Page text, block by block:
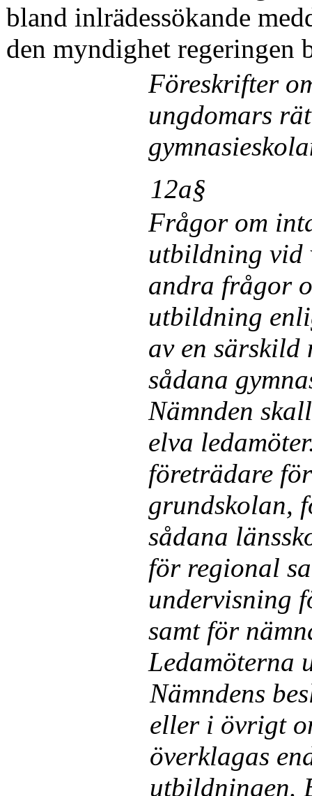
bland inlrädessökande
den myndighet regeringen
Föreskrifter
ungdomars
12a§
Frågor om
utbildning vid
andra frågor
utbildning
av en särskild
sådana
Nämnden
elva
företrädare
grundskolan,
sådana
för regional
undervisning
samt för
Ledamö­terna
Nämndens
eller i övrigt
överklagas
utbildningen.